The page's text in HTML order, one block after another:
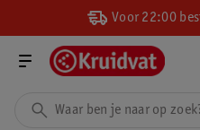
Voor 22:00